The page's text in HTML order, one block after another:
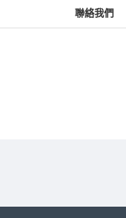
聯絡我們